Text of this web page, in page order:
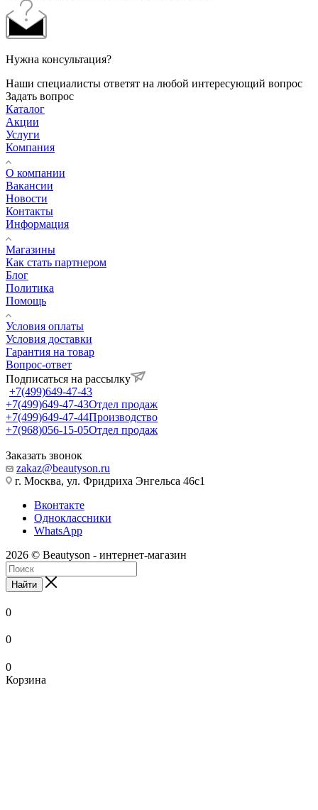
Нужна консультация?
Наши специалисты ответят на любой интересующий вопрос
Задать вопрос
Каталог
Акции
Услуги
Компания
О компании
Вакансии
Новости
Контакты
Информация
Магазины
Как стать партнером
Блог
Политика
Помощь
Условия оплаты
Условия доставки
Гарантия на товар
Вопрос-ответ
Подписаться на рассылку
+7(499)649-47-43
+7(499)649-47-43Отдел продаж
+7(499)649-47-44Производство
+7(968)056-15-05Отдел продаж
Заказать звонок
zakaz@beautyson.ru
г. Москва, ул. Фридриха Энгельса 46с1
Вконтакте
Одноклассники
WhatsApp
2026 © Beautyson - интернет-магазин
Найти
0
0
0
Корзина